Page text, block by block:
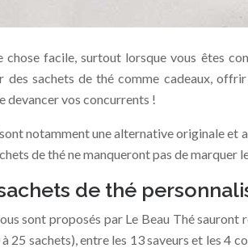
facile, surtout lorsque vous êtes
des sachets de thé comme cadeaux,
devancer vos concurrents !
notamment une alternative originale
de thé ne manqueront pas de marquer
de thé
sont proposés par Le Beau Thé
sachets), entre les 13 saveurs et les 4